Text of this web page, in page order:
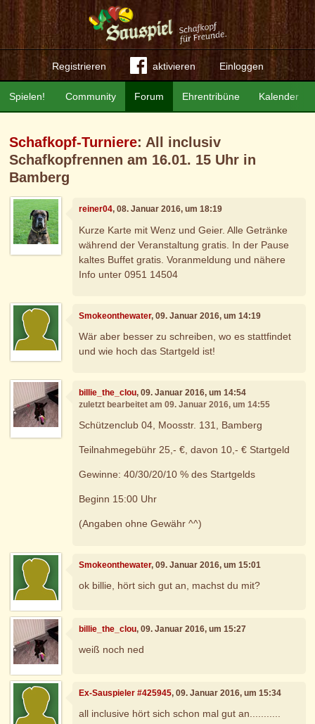
Registrieren aktivieren Einloggen
Community Forum Ehrentribüne Kalender
Spielen!
Schafkopf-Turniere: All inclusiv
Schafkopfrennen am 16.01. 15 Uhr in
Bamberg
reiner04, 08. Januar 2016, um 18:19
Kurze Karte mit Wenz und Geier. Alle Getränke
während der Veranstaltung gratis. In der Pause
kaltes Buffet gratis. Voranmeldung und nähere
Info unter 0951 14504
Smokeonthewater, 09. Januar 2016, um 14:19
Wär aber besser zu schreiben, wo es stattfindet
und wie hoch das Startgeld ist!
billie_the_clou, 09. Januar 2016, um 14:54
zuletzt bearbeitet am 09. Januar 2016, um 14:55
Schützenclub 04, Moosstr. 131, Bamberg
Teilnahmegebühr 25,- €, davon 10,- € Startgeld
Gewinne: 40/30/20/10 % des Startgelds
Beginn 15:00 Uhr
(Angaben ohne Gewähr ^^)
Smokeonthewater, 09. Januar 2016, um 15:01
ok billie, hört sich gut an, machst du mit?
billie_the_clou, 09. Januar 2016, um 15:27
weiß noch ned
Ex-Sauspieler #425945, 09. Januar 2016, um 15:34
all inclusive hört sich schon mal gut an...........